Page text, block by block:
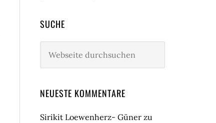
SUCHE
durchsuchen
NEUESTE KOMMENTARE
Sirikit Loewenherz- Güner zu